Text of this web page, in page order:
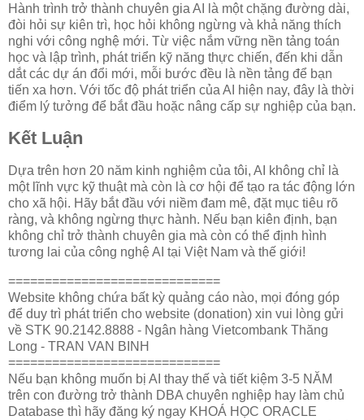
Hành trình trở thành chuyên gia AI là một chặng đường dài,
đòi hỏi sự kiên trì, học hỏi không ngừng và khả năng thích
nghi với công nghệ mới. Từ việc nắm vững nền tảng toán
học và lập trình, phát triển kỹ năng thực chiến, đến khi dẫn
dắt các dự án đổi mới, mỗi bước đều là nền tảng để bạn
tiến xa hơn. Với tốc độ phát triển của AI hiện nay, đây là thời
điểm lý tưởng để bắt đầu hoặc nâng cấp sự nghiệp của bạn.
Kết Luận
Dựa trên hơn 20 năm kinh nghiệm của tôi, AI không chỉ là
một lĩnh vực kỹ thuật mà còn là cơ hội để tạo ra tác động lớn
cho xã hội. Hãy bắt đầu với niềm đam mê, đặt mục tiêu rõ
ràng, và không ngừng thực hành. Nếu bạn kiên định, bạn
không chỉ trở thành chuyên gia mà còn có thể định hình
tương lai của công nghệ AI tại Việt Nam và thế giới!
=============================
Website không chứa bất kỳ quảng cáo nào, mọi đóng góp
để duy trì phát triển cho website (donation) xin vui lòng gửi
về STK 90.2142.8888 - Ngân hàng Vietcombank Thăng
Long - TRAN VAN BINH
=============================
Nếu bạn không muốn bị AI thay thế và tiết kiệm 3-5 NĂM
trên con đường trở thành DBA chuyên nghiệp hay làm chủ
Database thì hãy đăng ký ngay KHOÁ HỌC ORACLE